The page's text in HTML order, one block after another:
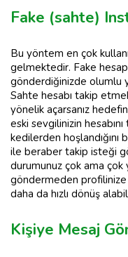
Fake (sahte)
Bu yöntem en çok
gelmektedir. Fake
gönderdiğinizde olumlu
Sahte hesabı takip
yönelik açarsanız
eski sevgilinizin
kedilerden hoşlandığını
ile beraber takip isteği
durumunuz çok ama çok
göndermeden
daha da hızlı dönüş
Kişiye Mesaj